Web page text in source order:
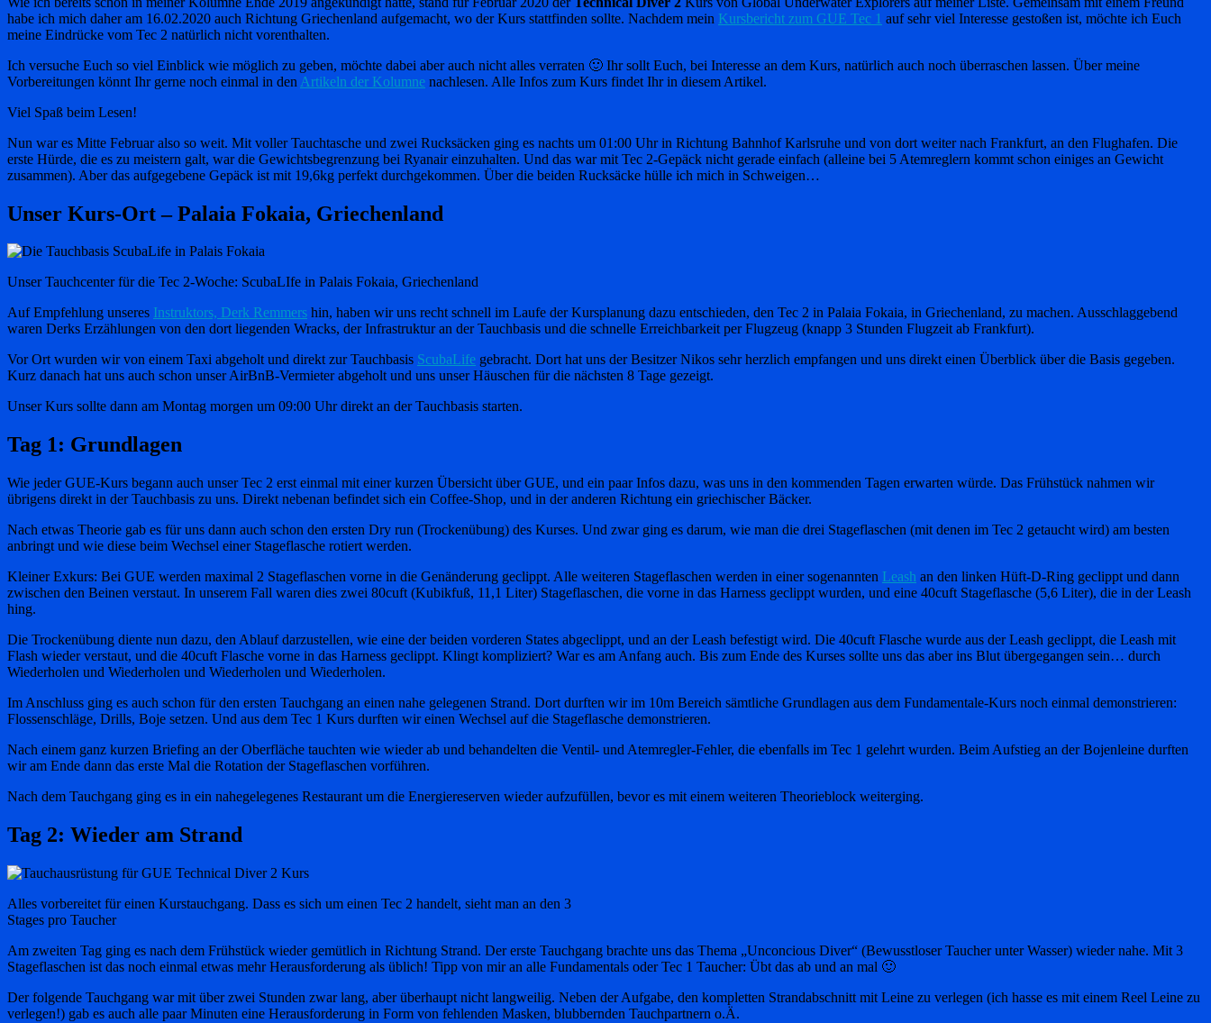
habe ich mich daher am 16.02.2020 auch Richtung Griechenland aufgemacht, wo der Kurs stattfinden sollte. Nachdem mein Kursbericht zum GUE Tec 1 auf sehr viel Interesse gestoßen ist, möchte ich Euch
meine Eindrücke vom Tec 2 natürlich nicht vorenthalten.
Ich versuche Euch so viel Einblick wie möglich zu geben, möchte dabei aber auch nicht alles verraten 🙂 Ihr sollt Euch, bei Interesse an dem Kurs, natürlich auch noch überraschen lassen. Über meine
Vorbereitungen könnt Ihr gerne noch einmal in den Artikeln der Kolumne nachlesen. Alle Infos zum Kurs findet Ihr in diesem Artikel.
Viel Spaß beim Lesen!
Nun war es Mitte Februar also so weit. Mit voller Tauchtasche und zwei Rucksäcken ging es nachts um 01:00 Uhr in Richtung Bahnhof Karlsruhe und von dort weiter nach Frankfurt, an den Flughafen. Die
erste Hürde, die es zu meistern galt, war die Gewichtsbegrenzung bei Ryanair einzuhalten. Und das war mit Tec 2-Gepäck nicht gerade einfach (alleine bei 5 Atemreglern kommt schon einiges an Gewicht
zusammen). Aber das aufgegebene Gepäck ist mit 19,6kg perfekt durchgekommen. Über die beiden Rucksäcke hülle ich mich in Schweigen…
Unser Kurs-Ort – Palaia Fokaia, Griechenland
Unser Tauchcenter für die Tec 2-Woche: ScubaLIfe in Palais Fokaia, Griechenland
Auf Empfehlung unseres Instruktors, Derk Remmers hin, haben wir uns recht schnell im Laufe der Kursplanung dazu entschieden, den Tec 2 in Palaia Fokaia, in Griechenland, zu machen. Ausschlaggebend
waren Derks Erzählungen von den dort liegenden Wracks, der Infrastruktur an der Tauchbasis und die schnelle Erreichbarkeit per Flugzeug (knapp 3 Stunden Flugzeit ab Frankfurt).
Vor Ort wurden wir von einem Taxi abgeholt und direkt zur Tauchbasis ScubaLife gebracht. Dort hat uns der Besitzer Nikos sehr herzlich empfangen und uns direkt einen Überblick über die Basis gegeben.
Kurz danach hat uns auch schon unser AirBnB-Vermieter abgeholt und uns unser Häuschen für die nächsten 8 Tage gezeigt.
Unser Kurs sollte dann am Montag morgen um 09:00 Uhr direkt an der Tauchbasis starten.
Tag 1: Grundlagen
Wie jeder GUE-Kurs begann auch unser Tec 2 erst einmal mit einer kurzen Übersicht über GUE, und ein paar Infos dazu, was uns in den kommenden Tagen erwarten würde. Das Frühstück nahmen wir
übrigens direkt in der Tauchbasis zu uns. Direkt nebenan befindet sich ein Coffee-Shop, und in der anderen Richtung ein griechischer Bäcker.
Nach etwas Theorie gab es für uns dann auch schon den ersten Dry run (Trockenübung) des Kurses. Und zwar ging es darum, wie man die drei Stageflaschen (mit denen im Tec 2 getaucht wird) am besten
anbringt und wie diese beim Wechsel einer Stageflasche rotiert werden.
Kleiner Exkurs: Bei GUE werden maximal 2 Stageflaschen vorne in die Genänderung geclippt. Alle weiteren Stageflaschen werden in einer sogenannten Leash an den linken Hüft-D-Ring geclippt und dann
zwischen den Beinen verstaut. In unserem Fall waren dies zwei 80cuft (Kubikfuß, 11,1 Liter) Stageflaschen, die vorne in das Harness geclippt wurden, und eine 40cuft Stageflasche (5,6 Liter), die in der Leash
hing.
Die Trockenübung diente nun dazu, den Ablauf darzustellen, wie eine der beiden vorderen States abgeclippt, und an der Leash befestigt wird. Die 40cuft Flasche wurde aus der Leash geclippt, die Leash mit
Flash wieder verstaut, und die 40cuft Flasche vorne in das Harness geclippt. Klingt kompliziert? War es am Anfang auch. Bis zum Ende des Kurses sollte uns das aber ins Blut übergegangen sein… durch
Wiederholen und Wiederholen und Wiederholen und Wiederholen.
Im Anschluss ging es auch schon für den ersten Tauchgang an einen nahe gelegenen Strand. Dort durften wir im 10m Bereich sämtliche Grundlagen aus dem Fundamentale-Kurs noch einmal demonstrieren:
Flossenschläge, Drills, Boje setzen. Und aus dem Tec 1 Kurs durften wir einen Wechsel auf die Stageflasche demonstrieren.
Nach einem ganz kurzen Briefing an der Oberfläche tauchten wie wieder ab und behandelten die Ventil- und Atemregler-Fehler, die ebenfalls im Tec 1 gelehrt wurden. Beim Aufstieg an der Bojenleine durften
wir am Ende dann das erste Mal die Rotation der Stageflaschen vorführen.
Nach dem Tauchgang ging es in ein nahegelegenes Restaurant um die Energiereserven wieder aufzufüllen, bevor es mit einem weiteren Theorieblock weiterging.
Tag 2: Wieder am Strand
Alles vorbereitet für einen Kurstauchgang. Dass es sich um einen Tec 2 handelt, sieht man an den 3
Stages pro Taucher
Am zweiten Tag ging es nach dem Frühstück wieder gemütlich in Richtung Strand. Der erste Tauchgang brachte uns das Thema „Unconcious Diver“ (Bewusstloser Taucher unter Wasser) wieder nahe. Mit 3
Stageflaschen ist das noch einmal etwas mehr Herausforderung als üblich! Tipp von mir an alle Fundamentals oder Tec 1 Taucher: Übt das ab und an mal 🙂
Der folgende Tauchgang war mit über zwei Stunden zwar lang, aber überhaupt nicht langweilig. Neben der Aufgabe, den kompletten Strandabschnitt mit Leine zu verlegen (ich hasse es mit einem Reel Leine zu
verlegen!) gab es auch alle paar Minuten eine Herausforderung in Form von fehlenden Masken, blubbernden Tauchpartnern o.Ä.